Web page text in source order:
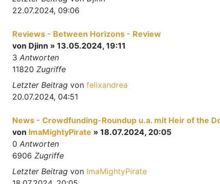
22.07.2024, 09:06
Reviews - Between Horizons - Review
von Djinn » 13.05.2024, 19:11
3 Antworten
11820 Zugriffe
Letzter Beitrag von felixandrea
20.07.2024, 04:51
News - Crowdfunding-Roundup u.a. mit Heir of the
von ImaMightyPirate » 18.07.2024, 20:05
0 Antworten
6906 Zugriffe
Letzter Beitrag von ImaMightyPirate